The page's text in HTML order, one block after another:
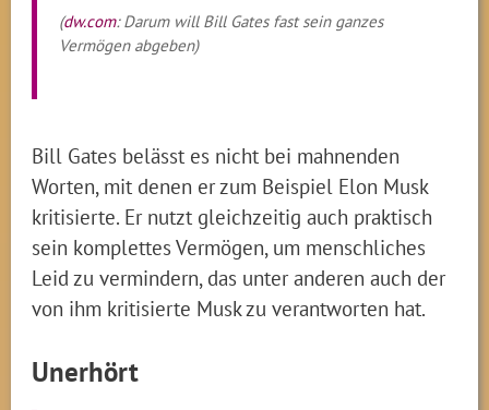
(dw.com: Darum will Bill Gates fast sein ganzes
Vermögen abgeben)
Bill Gates belässt es nicht bei mahnenden
Worten, mit denen er zum Beispiel Elon Musk
kritisierte. Er nutzt gleichzeitig auch praktisch
sein komplettes Vermögen, um menschliches
Leid zu vermindern, das unter anderen auch der
von ihm kritisierte Musk zu verantworten hat.
Unerhört